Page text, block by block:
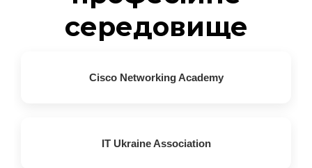
середовище
Cisco Networking Academy
IT Ukraine Association